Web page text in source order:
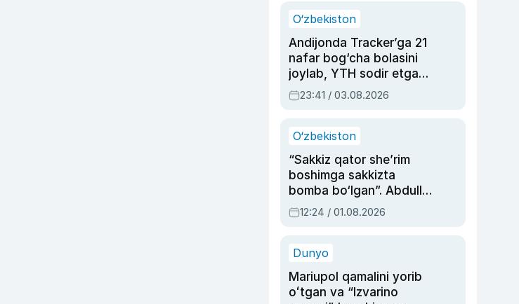
O‘zbekiston
Andijonda Tracker’ga 21
nafar bog‘cha bolasini
joylab, YTH sodir etgan
ayolga sud hukmi o‘qildi
23:41 / 03.08.2026
O‘zbekiston
“Sakkiz qator she’rim
boshimga sakkizta
bomba bo‘lgan”. Abdulla
Oripovni siyosiy
ayblovlardan asrab
12:24 / 01.08.2026
Dunyo
Mariupol qamalini yorib
oʻtgan va “Izvarino